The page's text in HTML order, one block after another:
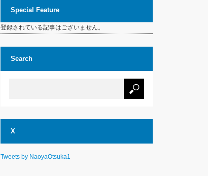
Special Feature
登録されている記事はございません。
Search
X
Tweets by NaoyaOtsuka1